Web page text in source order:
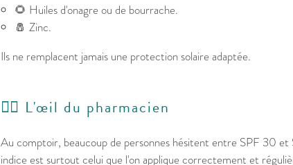
🌻 Huiles d'onagre ou de bourrache.
🧂 Zinc.
Ils ne remplacent jamais une protection solaire adaptée.
👩‍⚕️ L'œil du pharmacien
Au comptoir, beaucoup de personnes hésitent entre SPF 30
indice est surtout celui que l'on applique correctement et